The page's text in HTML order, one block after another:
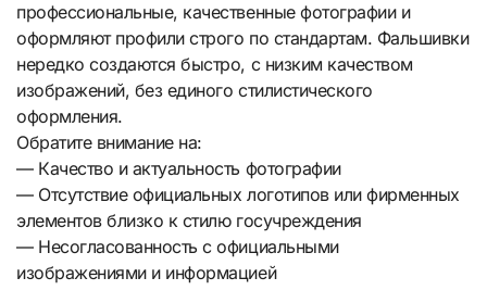
профессиональные, качественные фотографии и
оформляют профили строго по стандартам. Фальшивки
нередко создаются быстро, с низким качеством
изображений, без единого стилистического
оформления.
Обратите внимание на:
— Качество и актуальность фотографии
— Отсутствие официальных логотипов или фирменных
элементов близко к стилю госучреждения
— Несогласованность с официальными
изображениями и информацией